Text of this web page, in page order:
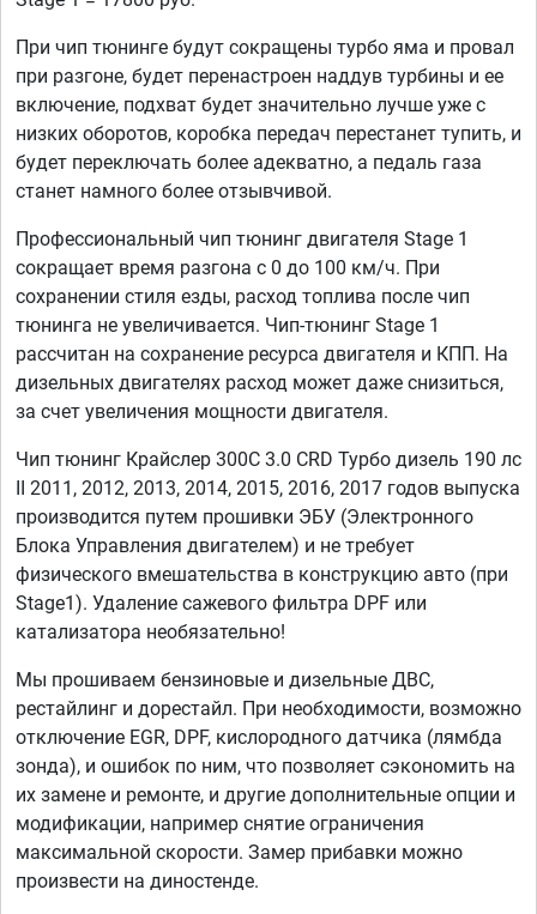
При чип тюнинге будут сокращены турбо яма и провал
при разгоне, будет перенастроен наддув турбины и ее
включение, подхват будет значительно лучше уже с
низких оборотов, коробка передач перестанет тупить, и
будет переключать более адекватно, а педаль газа
станет намного более отзывчивой.
Профессиональный чип тюнинг двигателя Stage 1
сокращает время разгона с 0 до 100 км/ч. При
сохранении стиля езды, расход топлива после чип
тюнинга не увеличивается. Чип-тюнинг Stage 1
рассчитан на сохранение ресурса двигателя и КПП. На
дизельных двигателях расход может даже снизиться,
за счет увеличения мощности двигателя.
Чип тюнинг Крайслер 300С 3.0 CRD Турбо дизель 190 лс
II 2011, 2012, 2013, 2014, 2015, 2016, 2017 годов выпуска
производится путем прошивки ЭБУ (Электронного
Блока Управления двигателем) и не требует
физического вмешательства в конструкцию авто (при
Stage1). Удаление сажевого фильтра DPF или
катализатора необязательно!
Мы прошиваем бензиновые и дизельные ДВС,
рестайлинг и дорестайл. При необходимости, возможно
отключение EGR, DPF, кислородного датчика (лямбда
зонда), и ошибок по ним, что позволяет сэкономить на
их замене и ремонте, и другие дополнительные опции и
модификации, например снятие ограничения
максимальной скорости. Замер прибавки можно
произвести на диностенде.